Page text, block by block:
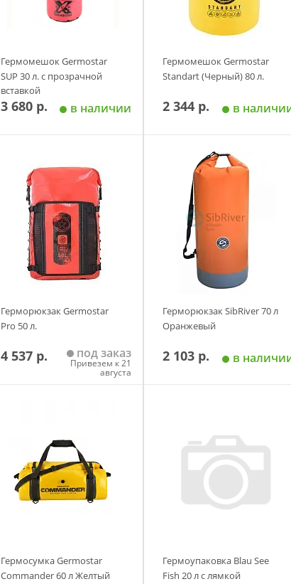
Гермомешок Germostar
SUP 30 л. c прозрачной
вставкой
3 680 р. в наличии
Гермомешок Germostar
Standart (Черный) 80 л.
2 344 р. в
Добавить в корзину
Герморюкзак Germostar
Pro 50 л.
4 537 р. под заказ
Привезем к 21
августа
Герморюкзак SibRiver 70 л
Оранжевый
2 103 р. в
Гермосумка Germostar
Commander 60 л Желтый
Гермоупаковка Blau See
Fish 20 л с лямкой